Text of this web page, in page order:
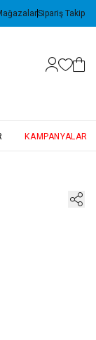
Sipariş Takip
KAMPANYALAR